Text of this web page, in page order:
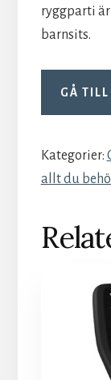
ryggparti är
barnsits.
GÅ
Kategorier:
allt du